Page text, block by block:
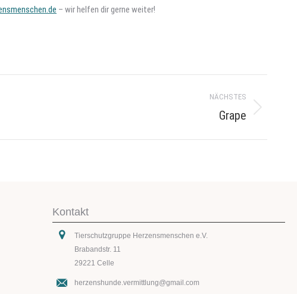
– wir helfen dir gerne weiter!
NÄCHSTES
Grape
Kontakt
Tierschutzgruppe Herzensmenschen e.V.
Brabandstr. 11
29221 Celle
herzenshunde.vermittlung@gmail.com